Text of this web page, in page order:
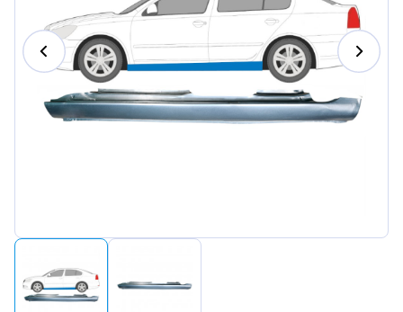
Magyar
Hrvatski
Português
Slovenian